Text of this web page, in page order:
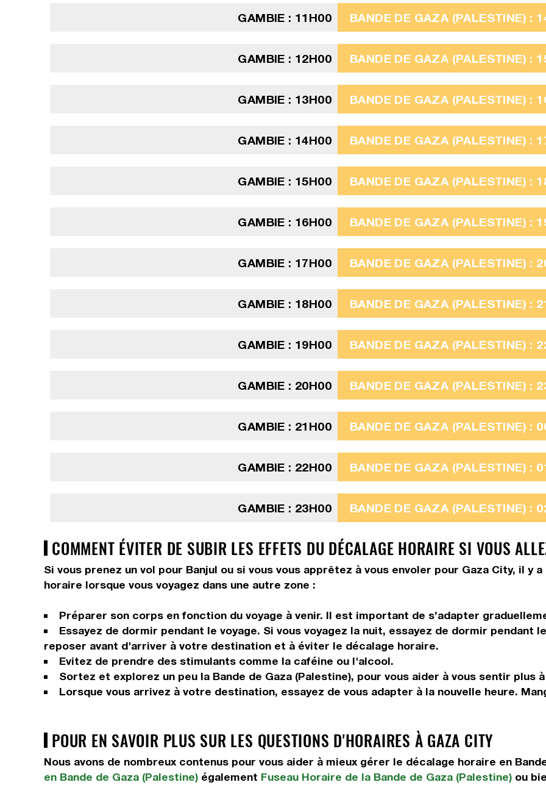
GAMBIE : 11H00 BANDE DE GAZA (PALESTINE) :
GAMBIE : 12H00 BANDE DE GAZA (PALESTINE) :
GAMBIE : 13H00 BANDE DE GAZA (PALESTINE) :
GAMBIE : 14H00 BANDE DE GAZA (PALESTINE) :
GAMBIE : 15H00 BANDE DE GAZA (PALESTINE) :
GAMBIE : 16H00 BANDE DE GAZA (PALESTINE) :
GAMBIE : 17H00 BANDE DE GAZA (PALESTINE) :
GAMBIE : 18H00 BANDE DE GAZA (PALESTINE) :
GAMBIE : 19H00 BANDE DE GAZA (PALESTINE) :
GAMBIE : 20H00 BANDE DE GAZA (PALESTINE) :
GAMBIE : 21H00 BANDE DE GAZA (PALESTINE) :
GAMBIE : 22H00 BANDE DE GAZA (PALESTINE) :
GAMBIE : 23H00 BANDE DE GAZA (PALESTINE) :
COMMENT ÉVITER DE SUBIR LES EFFETS DU DÉCALAGE HORAIRE SI VOUS
Si vous prenez un vol pour Banjul ou si vous vous apprêtez à vous envoler pour Gaza City, il y
horaire lorsque vous voyagez dans une autre zone :
Préparer son corps en fonction du voyage à venir. Il est important de s’adapter
Essayez de dormir pendant le voyage. Si vous voyagez la nuit, essayez de dormir pendant
reposer avant d'arriver à votre destination et à éviter le décalage horaire.
Evitez de prendre des stimulants comme la caféine ou l'alcool.
Sortez et explorez un peu la Bande de Gaza (Palestine), pour vous aider à vous sentir plus
Lorsque vous arrivez à votre destination, essayez de vous adapter à la nouvelle heure.
POUR EN SAVOIR PLUS SUR LES QUESTIONS D'HORAIRES À GAZA CITY
Nous avons de nombreux contenus pour vous aider à mieux gérer le décalage horaire en
en Bande de Gaza (Palestine) également Fuseau Horaire de la Bande de Gaza (Palestine) ou